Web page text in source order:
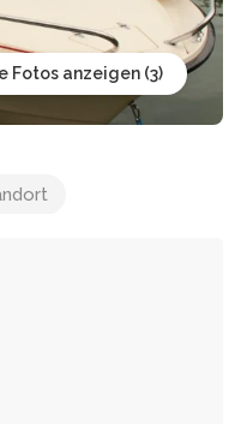
Fotos anzeigen